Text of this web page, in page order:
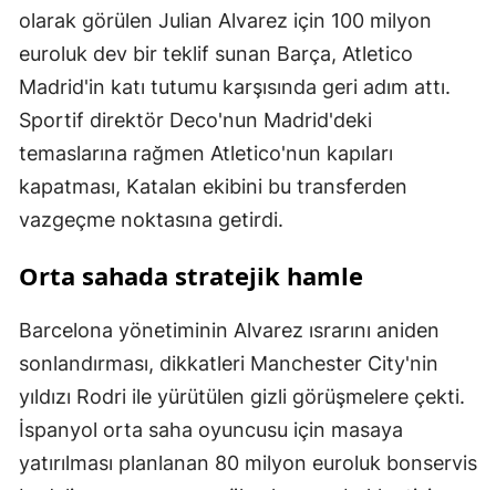
olarak görülen Julian Alvarez için 100 milyon
euroluk dev bir teklif sunan Barça, Atletico
Madrid'in katı tutumu karşısında geri adım attı.
Sportif direktör Deco'nun Madrid'deki
temaslarına rağmen Atletico'nun kapıları
kapatması, Katalan ekibini bu transferden
vazgeçme noktasına getirdi.
Orta sahada stratejik hamle
Barcelona yönetiminin Alvarez ısrarını aniden
sonlandırması, dikkatleri Manchester City'nin
yıldızı Rodri ile yürütülen gizli görüşmelere çekti.
İspanyol orta saha oyuncusu için masaya
yatırılması planlanan 80 milyon euroluk bonservis